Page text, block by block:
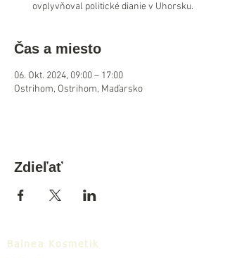
ovplyvňoval politické dianie v Uhorsku.
Čas a miesto
06. Okt. 2024, 09:00 – 17:00
Ostrihom, Ostrihom, Maďarsko
Zdieľať
Balnea Kosmetik